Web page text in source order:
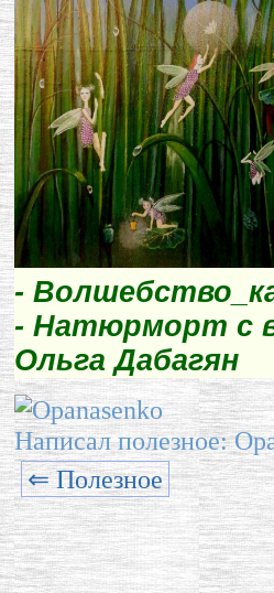
-
- Натюрморт с
Ольга Дабагян
Написал полезное:
⇐ Полезное